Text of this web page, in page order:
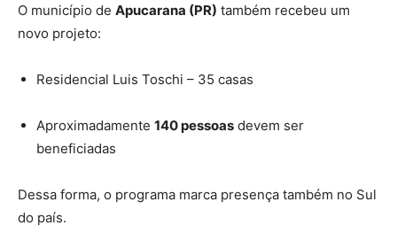
O município de Apucarana (PR) também recebeu um
novo projeto:
Residencial Luis Toschi – 35 casas
Aproximadamente 140 pessoas devem ser
beneficiadas
Dessa forma, o programa marca presença também no Sul
do país.